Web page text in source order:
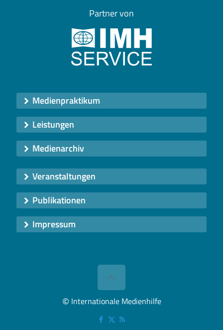
Partner von
Medienpraktikum
Leistungen
Medienarchiv
Veranstaltungen
Publikationen
Impressum
© Internationale Medienhilfe